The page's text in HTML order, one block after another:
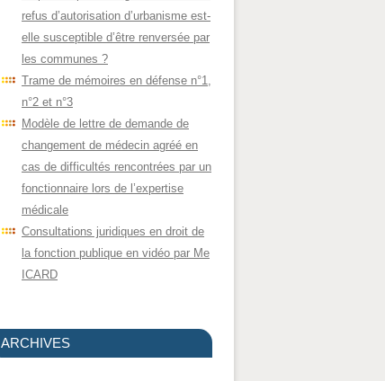
refus d’autorisation d’urbanisme est-
elle susceptible d’être renversée par
les communes ?
Trame de mémoires en défense n°1,
n°2 et n°3
Modèle de lettre de demande de
changement de médecin agréé en
cas de difficultés rencontrées par un
fonctionnaire lors de l’expertise
médicale
Consultations juridiques en droit de
la fonction publique en vidéo par Me
ICARD
ARCHIVES